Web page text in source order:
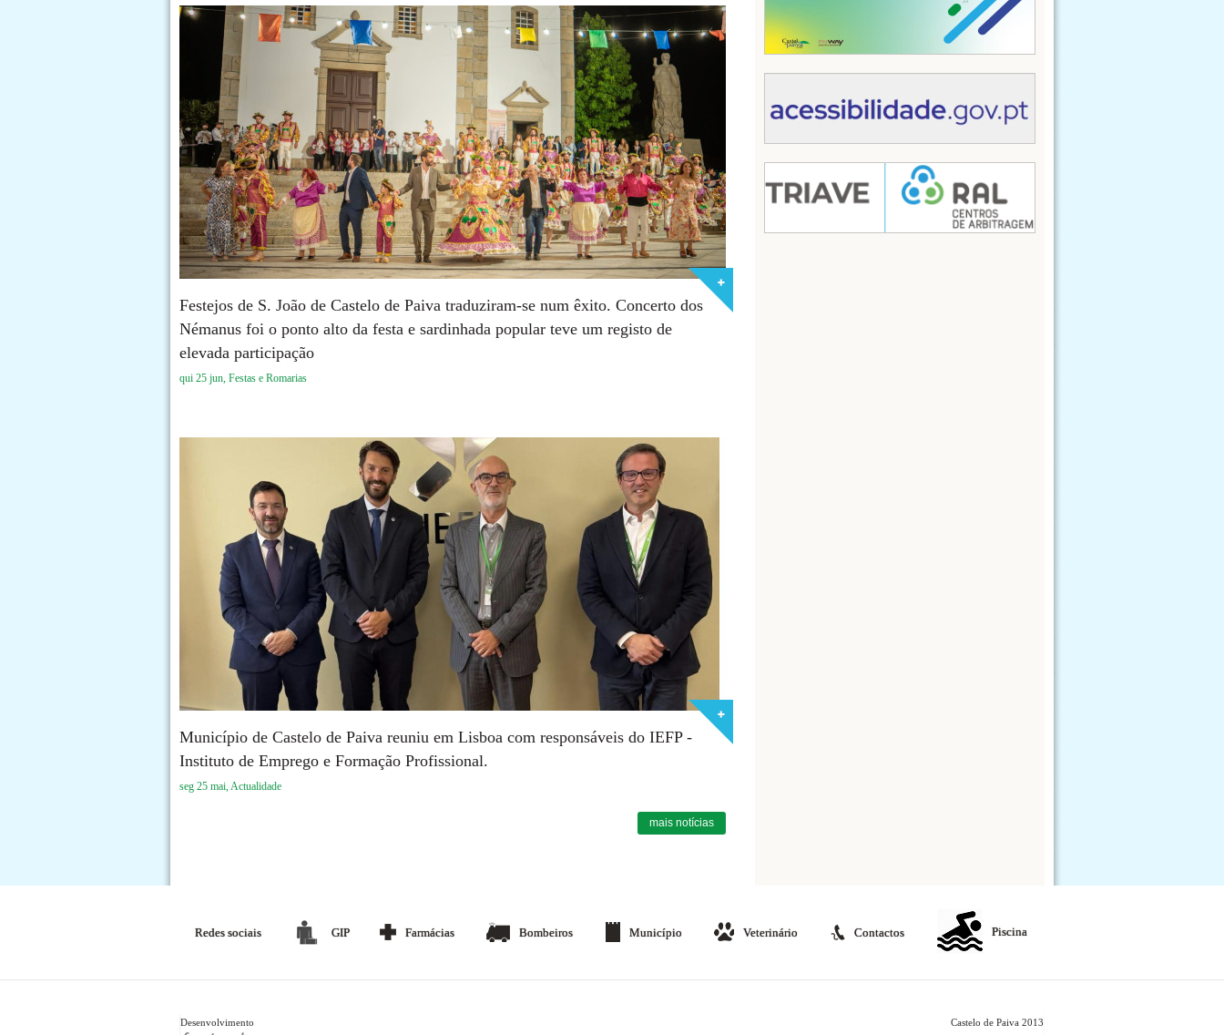
Festejos de S. João de Castelo de Paiva traduziram-se num êxito. Concerto dos
Némanus foi o ponto alto da festa e sardinhada popular teve um registo de
elevada participação
qui 25 jun, Festas e Romarias
Município de Castelo de Paiva reuniu em Lisboa com responsáveis do IEFP -
Instituto de Emprego e Formação Profissional.
seg 25 mai, Actualidade
mais notícias
Redes sociais GIP Farmácias Bombeiros Município Veterinário Contactos Piscina
Desenvolvimento
Castelo de Paiva 2013